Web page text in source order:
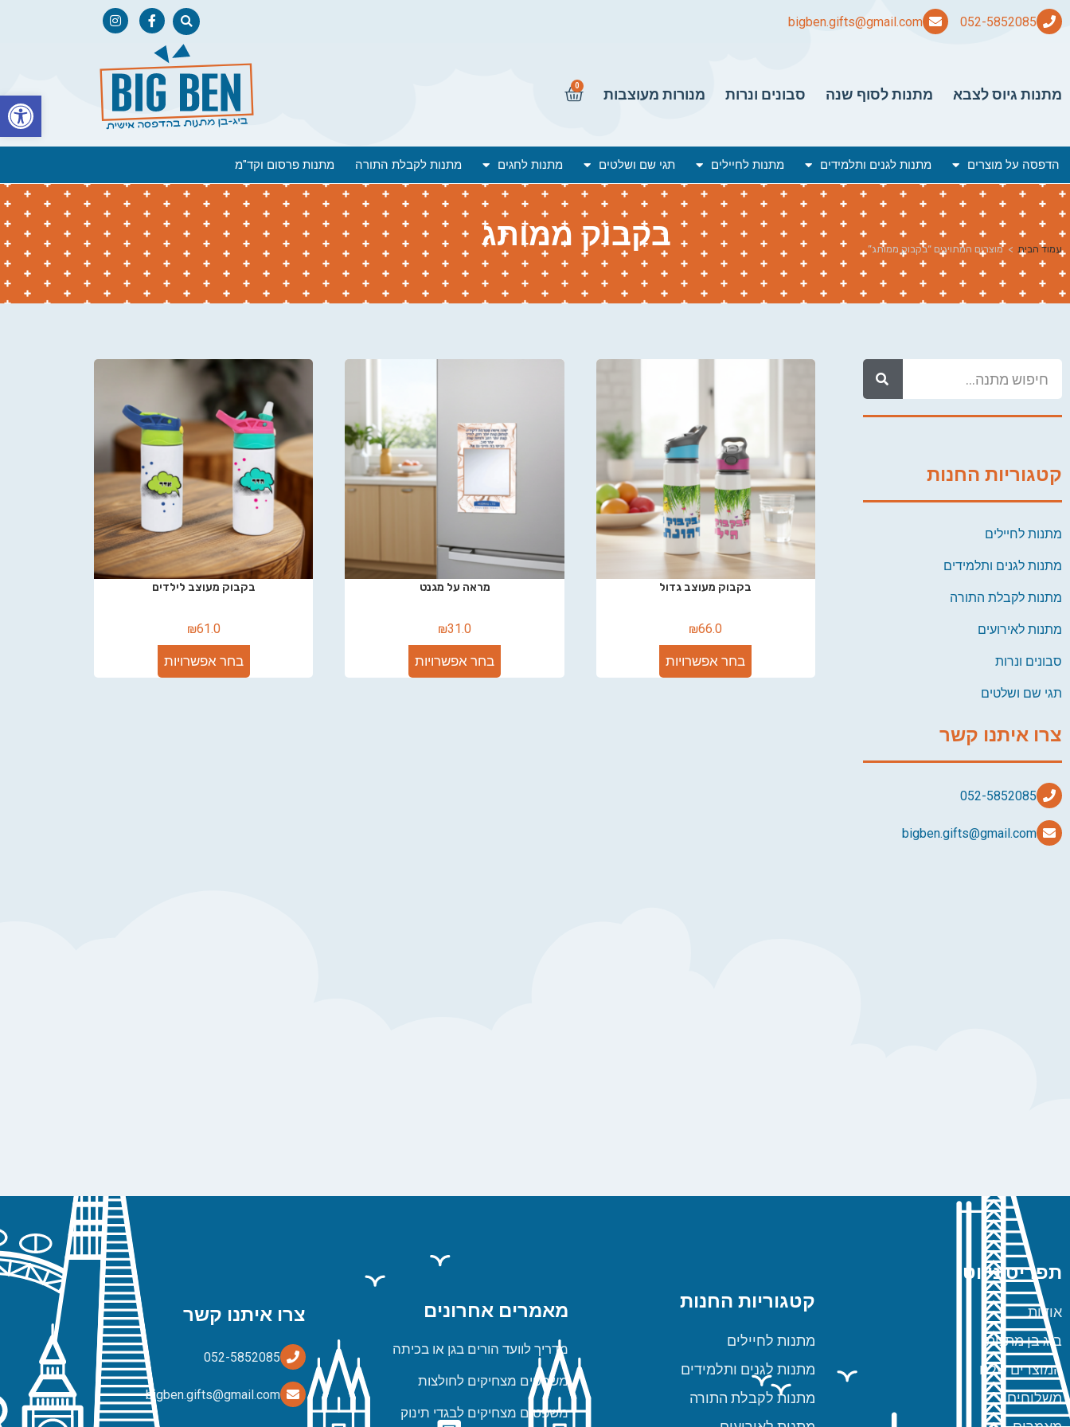
bigben.gifts@gmail.com
מתנות גיוס לצבא מתנות לסוף שנה סבונים ונרות מנורות מעוצבות
0
הדפסה על מוצרים מתנות לגנים ותלמידים מתנות לחיילים תגי שם ושלטים מתנות לחגים מתנות לקבלת התורה מתנות פרסום וקד"מ
בקבוק ממותג עמוד הבית > מוצרים המתויגים “בקבוק ממותג”
קטגוריות החנות
מתנות לחיילים
מתנות לגנים ותלמידים
מתנות לקבלת התורה
מתנות לאירועים
סבונים ונרות
תגי שם ושלטים
צרו איתנו קשר
bigben.gifts@gmail.com
בקבוק מעוצב גדול
₪66.0
בחר אפשרויות
מראה על מגנט
₪31.0
בחר אפשרויות
בקבוק מעוצב לילדים
₪61.0
בחר אפשרויות
תפריט ניווט
אודות
ביג בן מתנות
המוצרים שלנו
משלוחים
קטגוריות החנות
מתנות לחיילים
מתנות לגנים ותלמידים
מתנות לקבלת התורה
מאמרים אחרונים
מדריך לוועד הורים בגן או בכיתה
משפטים מצחיקים לחולצות
משפטים מצחיקים לבגדי תינוק
צרו איתנו קשר
bigben.gifts@gmail.com